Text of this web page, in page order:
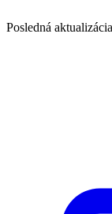
Posledná